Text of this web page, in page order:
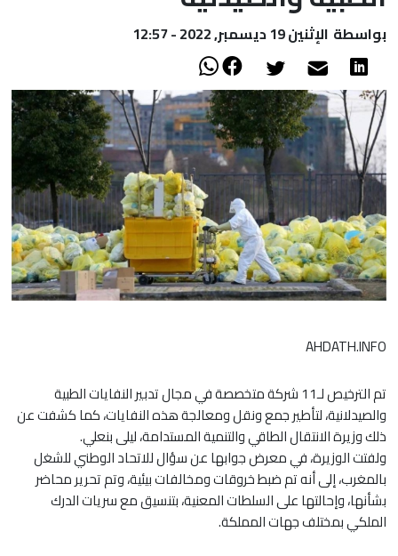
الصحراء
بواسطة الإثنين 19 ديسمبر, 2022 - 12:57
AHDATH.INFO
تم الترخيص لـ11 شركة متخصصة في مجال تدبير النفايات الطبية
والصيدلانية، لتأطير جمع ونقل ومعالجة هذه النفايات، كما كشفت عن
ذلك وزيرة الانتقال الطاقي والتنمية المستدامة، ليلى بنعلي.
ولفتت الوزيرة، في معرض جوابها عن سؤال للاتحاد الوطني للشغل
بالمغرب، إلى أنه تم ضبط خروقات ومخالفات بيئية، وتم تحرير محاضر
بشأنها، وإحالتها على السلطات المعنية، بتنسيق مع سريات الدرك
الملكي بمختلف جهات المملكة.